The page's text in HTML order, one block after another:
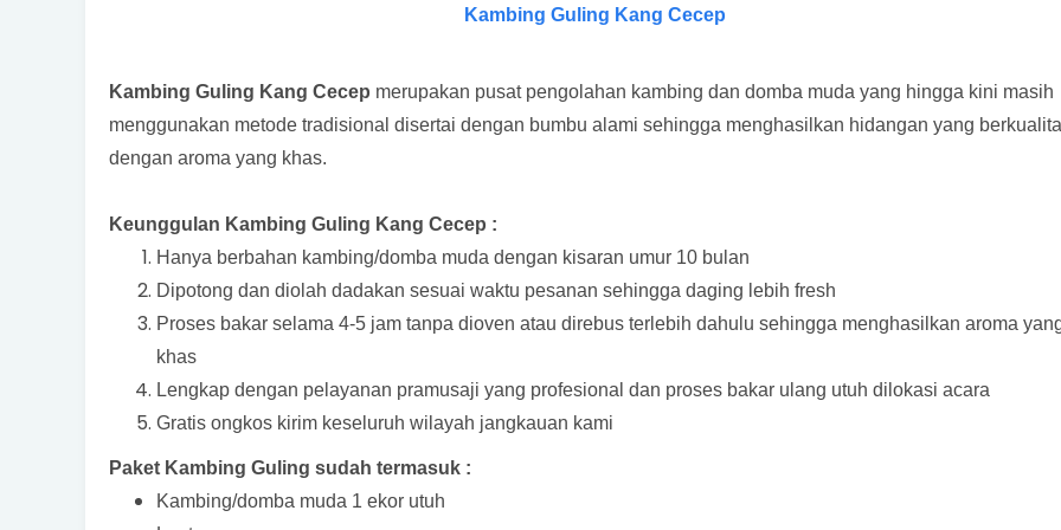
Kambing Guling Kang Cecep
Kambing Guling Kang Cecep merupakan pusat pengolahan kambing dan domba muda yang hingga kini masih
menggunakan metode tradisional disertai dengan bumbu alami sehingga menghasilkan hidangan yang
dengan aroma yang khas.
Keunggulan Kambing Guling Kang Cecep :
Hanya berbahan kambing/domba muda dengan kisaran umur 10 bulan
Dipotong dan diolah dadakan sesuai waktu pesanan sehingga daging lebih fresh
Proses bakar selama 4-5 jam tanpa dioven atau direbus terlebih dahulu sehingga menghasilkan aroma
khas
Lengkap dengan pelayanan pramusaji yang profesional dan proses bakar ulang utuh dilokasi acara
Gratis ongkos kirim keseluruh wilayah jangkauan kami
Paket Kambing Guling sudah termasuk :
Kambing/domba muda 1 ekor utuh